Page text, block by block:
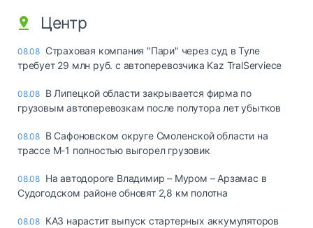
Центр
08.08 Страховая компания "Пари" через суд в Туле
требует 29 млн руб. с автоперевозчика Kaz TralServiece
08.08 В Липецкой области закрывается фирма по
грузовым автоперевозкам после полутора лет убытков
08.08 В Сафоновском округе Смоленской области на
трассе М-1 полностью выгорел грузовик
08.08 На автодороге Владимир – Муром – Арзамас в
Судогодском районе обновят 2,8 км полотна
08.08 КАЗ нарастит выпуск стартерных аккумуляторов